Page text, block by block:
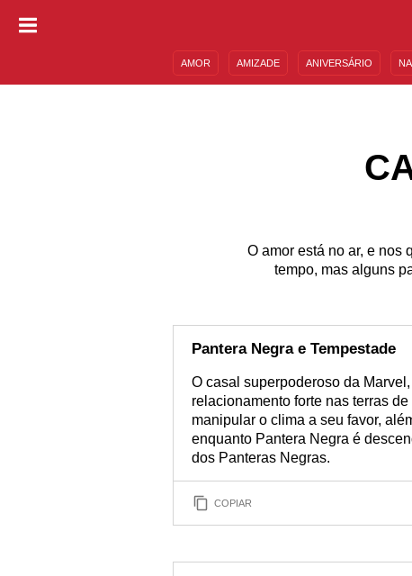
AMOR AMIZADE ANIVERSÁRIO
O amor está no ar, e nos
tempo, mas alguns
Pantera Negra e Tempestade
O casal superpoderoso da
relacionamento forte nas terras
manipular o clima a seu favor,
enquanto Pantera Negra é
dos Panteras Negras.
COPIAR